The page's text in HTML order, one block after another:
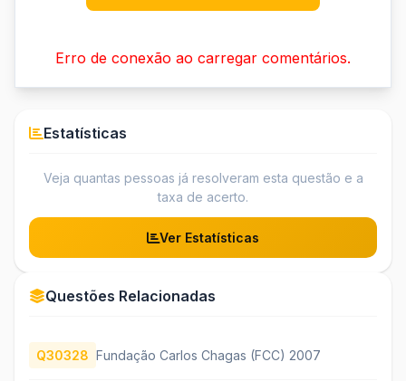
Erro de conexão ao carregar comentários.
Estatísticas
Veja quantas pessoas já resolveram esta questão e a
taxa de acerto.
Ver Estatísticas
Questões Relacionadas
Q30328 Fundação Carlos Chagas (FCC) 2007